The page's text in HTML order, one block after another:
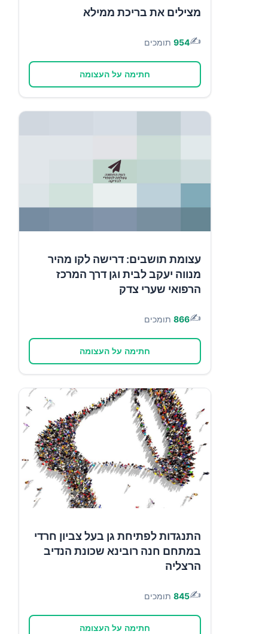
מצילים את בריכת ממילא
✍️
954 תומכים
חתימה על העצומה
עצומת תושבים: דרישה לקו מהיר
מנווה יעקב לבית וגן דרך המרכז
הרפואי שערי צדק
✍️
866 תומכים
חתימה על העצומה
התנגדות לפתיחת גן בעל צביון חרדי
במתחם חנה רובינא שכונת הנדיב
הרצליה
✍️
845 תומכים
חתימה על העצומה